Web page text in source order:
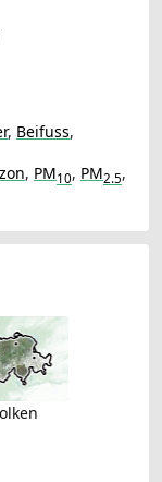
, Beifuss,
, PM10, PM2.5,